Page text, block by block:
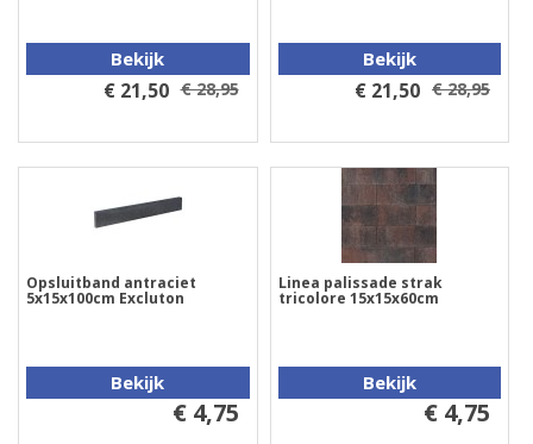
Bekijk
€ 21,50 € 28,95
Bekijk
€ 21,50 € 28,95
Opsluitband antraciet
5x15x100cm Excluton
Bekijk
€ 4,75
Linea palissade strak
tricolore 15x15x60cm
Bekijk
€ 4,75